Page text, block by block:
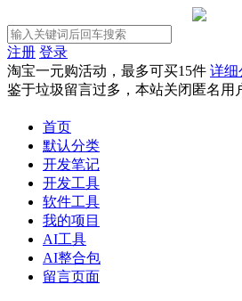
注册 登录
淘宝一元购活动，最多可买15件 详细
鉴于垃圾留言过多，本站关闭匿名用
首页
默认分类
开发笔记
开发工具
软件工具
我的项目
AI工具
AI整合包
留言页面